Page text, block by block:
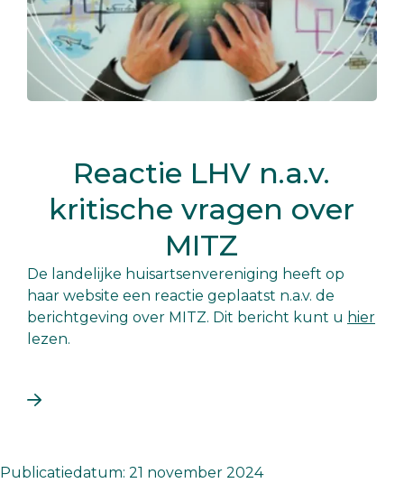
Reactie LHV n.a.v.
kritische vragen over
MITZ
De landelijke huisartsenvereniging heeft op
haar website een reactie geplaatst n.a.v. de
berichtgeving over MITZ. Dit bericht kunt u hier
lezen.
Publicatiedatum: 21 november 2024